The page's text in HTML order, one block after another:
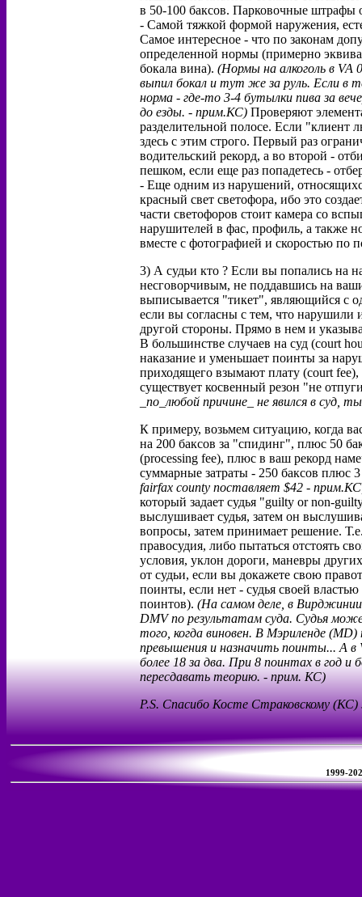
в 50-100 баксов. Парковочные штрафы
- Самой тяжкой формой наружения,
Самое интересное - что по законам
определенной нормы (примерно
бокала вина). (Нормы на алкоголь в VA
выпил бокал и тут же за руль. Если в
норма - где-то 3-4 бутылки пива за
до езды. - прим.КС) Проверяют
разделительной полосе. Если "клиент
здесь с этим строго. Первый раз
водительский рекорд, а во второй -
пешком, если еще раз попадетесь -
- Еще одним из нарушений,
красный свет светофора, ибо это
части светофоров стоит камера со
нарушителей в фас, профиль, а также
вместе с фотографией и скоростью по
3) А судьи кто ? Если вы попались на
несговорчивым, не поддавшись на
выписывается "тикет", являющийся с
если вы согласны с тем, что нарушили
другой стороны. Прямо в нем и
В большинстве случаев на суд (court
наказание и уменьшает поинты за
приходящего взымают плату (court
существует косвенный резон "не
_по_любой причине_ не явился в суд,
К примеру, возьмем ситуацию, когда
на 200 баксов за "спидинг", плюс 50
(processing fee), плюс в ваш рекорд
суммарные затраты - 250 баксов плюс
fairfax county поставляет $42 - прим.КС
который задает судья "guilty or non-
выслушивает судья, затем он
вопросы, затем принимает решение.
правосудия, либо пытаться отстоять
условия, уклон дороги, маневры
от судьи, если вы докажете свою
поинты, если нет - судья своей
поинтов). (На самом деле, в
DMV по результатам суда. Судья
того, когда виновен. В Мэриленде
превышения и назначить поинты... А в
более 18 за два. При 8 поинтах в год и
пересдавать теорию. - прим. КС)
P.S. Спасибо Косте Страковскому (КС)
1999-